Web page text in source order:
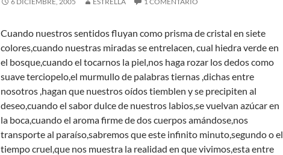
Cuando nuestros sentidos fluyan como prisma de cristal en siete
colores,cuando nuestras miradas se entrelacen, cual hiedra verde en
el bosque,cuando el tocarnos la piel,nos haga rozar los dedos como
suave terciopelo,el murmullo de palabras tiernas ,dichas entre
nosotros ,hagan que nuestros oídos tiemblen y se precipiten al
deseo,cuando el sabor dulce de nuestros labios,se vuelvan azúcar en
la boca,cuando el aroma firme de dos cuerpos amándose,nos
transporte al paraíso,sabremos que este infinito minuto,segundo o el
tiempo cruel,que nos muestra la realidad en que vivimos,esta entre